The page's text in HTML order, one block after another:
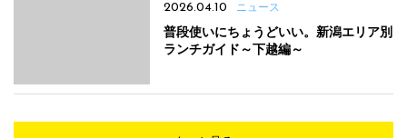
2026.04.10 ニュース
普段使いにちょうどいい。新潟エリア別
ランチガイド～下越編～